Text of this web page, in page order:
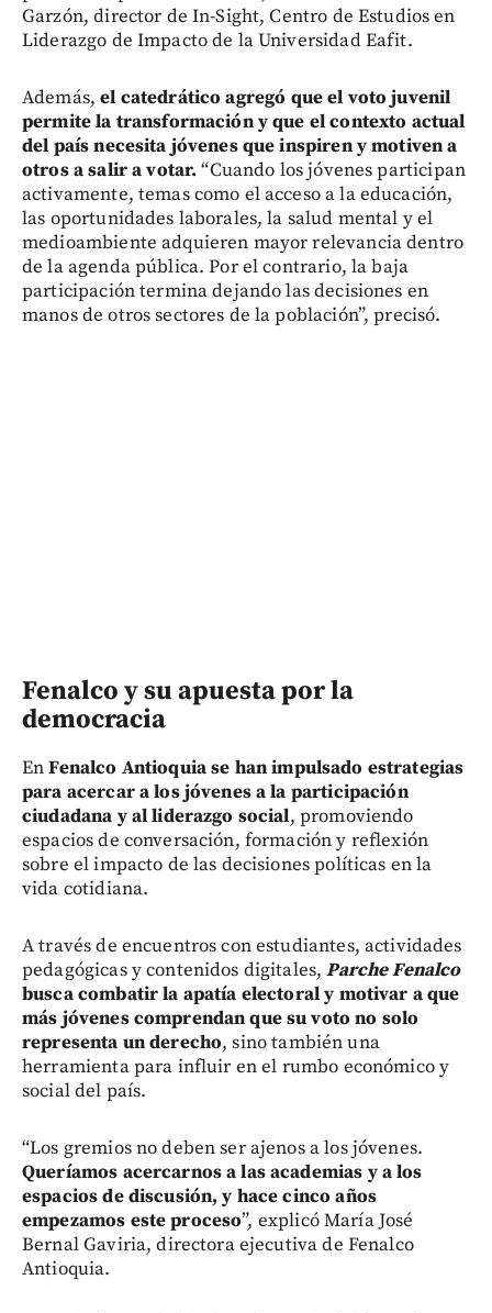
Garzón, director de In-Sight, Centro de Estudios en
Liderazgo de Impacto de la Universidad Eafit.
Además,el catedrático agregó que el voto juvenil
permite la transformación y que el contexto actual
del país necesita jóvenes que inspiren y motiven a
otros a salir a votar.“Cuando los jóvenes participan
activamente, temas como el acceso a la educación,
las oportunidades laborales, la salud mental y el
medioambiente adquieren mayor relevancia dentro
de la agenda pública. Por el contrario, la baja
participación termina dejando las decisiones en
manos de otros sectores de la población”, precisó.
Fenalco y su apuesta por la
democracia
EnFenalco Antioquia se han impulsado estrategias
para acercar a los jóvenes a la participación
ciudadana y al liderazgo social, promoviendo
espacios de conversación, formación y reflexión
sobre el impacto de las decisiones políticas en la
vida cotidiana.
A través de encuentros con estudiantes, actividades
pedagógicas y contenidos digitales, Parche Fenalco
busca combatir la apatía electoral y motivar a que
más jóvenes comprendan que su voto no solo
representa un derecho, sino también una
herramienta para influir en el rumbo económico y
social del país.
“Los gremios no deben ser ajenos a los jóvenes.
Queríamos acercarnos a las academias y a los
espacios de discusión, y hace cinco años
empezamos este proceso”, explicó María José
Bernal Gaviria, directora ejecutiva de Fenalco
Antioquia.